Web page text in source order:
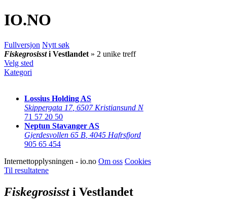
IO.NO
Fullversjon Nytt søk
Fiskegrosissti Vestlandet » 2 unike treff
Velg sted
Kategori
Lossius Holding AS
Skippergata 17, 6507 Kristiansund N
71 57 20 50
Neptun Stavanger AS
Gjerdesvollen 65 B 4045 Hafrsfjord
905 65 454
Internettopplysningen - io.no Om oss Cookies
Til resultatene
Fiskegrosissti Vestlandet